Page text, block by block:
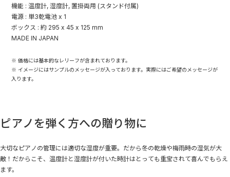
機能 : 温度計, 湿度計, 置掛両用 (スタンド付属)
電源 : 単3乾電池 x 1
ボックス : 約 295 x 45 x 125 mm
MADE IN JAPAN
※ 価格には基本的なレリーフが含まれております。
※ イメージにはサンプルのメッセージが入っております。実際にはご希望のメッセージが
入ります。
ピアノを弾く方への贈り物に
大切なピアノの管理には適切な湿度が重要。だから冬の乾燥や梅雨時の湿気が大
敵！だからこそ、温度計と湿度計が付いた時計はとっても重宝されて喜んでもらえ
ます。